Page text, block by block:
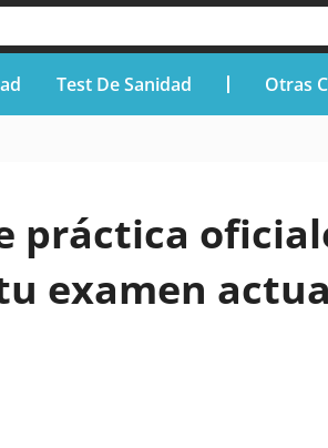
Test De Sanidad Otras
práctica
examen